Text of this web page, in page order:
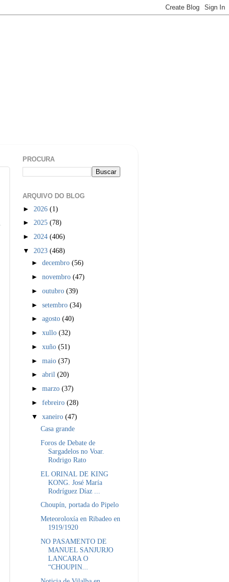
PROCURA
ARQUIVO DO BLOG
► 2026 (1)
► 2025 (78)
► 2024 (406)
▼ 2023 (468)
►decembro(56)
►novembro(47)
►outubro(39)
►setembro(34)
►agosto(40)
►xullo(32)
►xuño(51)
►maio(37)
►abril(20)
►marzo(37)
►febreiro(28)
▼xaneiro(47)
Casa grande
Foros de Debate de
Sargadelos no Voar.
Rodrigo Rato
EL ORINAL DE KING
KONG. José María
Rodríguez Díaz ...
Choupín, portada do Pipelo
Meteoroloxía en Ribadeo en
1919/1920
NO PASAMENTO DE
MANUEL SANJURJO
LANCARA O
“CHOUPIN...